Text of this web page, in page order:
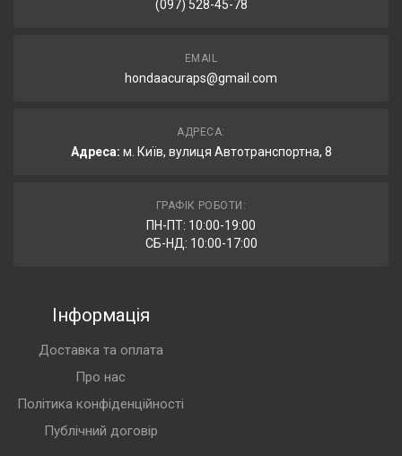
(097) 528-45-78
EMAIL
hondaacuraps@gmail.com
АДРЕСА:
Адреса: м. Київ, вулиця Автотранспортна, 8
ГРАФІК РОБОТИ:
ПН-ПТ: 10:00-19:00
СБ-НД: 10:00-17:00
Інформація
Доставка та оплата
Про нас
Політика конфіденційності
Публічний договір